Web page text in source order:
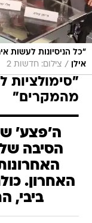
"כל הניסיונות לעשות
אילן
/ צילום: חדשות 2
"סימולציות
מהמקרים"
ה'פצע' של
הסיבה
האחרון.
ביבי,